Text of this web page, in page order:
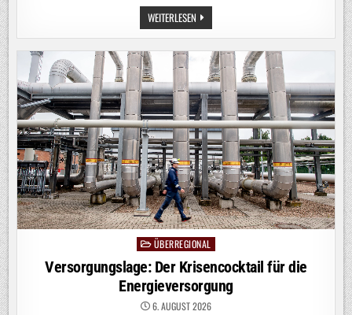
WEITERLESEN NIEDRIGWASSER
IN
FLÜSSEN:
TIEFGANG
FÜR
DEN
RHEIN
PostedÜBERREGIONAL
Versorgungslage: Der Krisencocktail für die
Energieversorgung
6. AUGUST 2026